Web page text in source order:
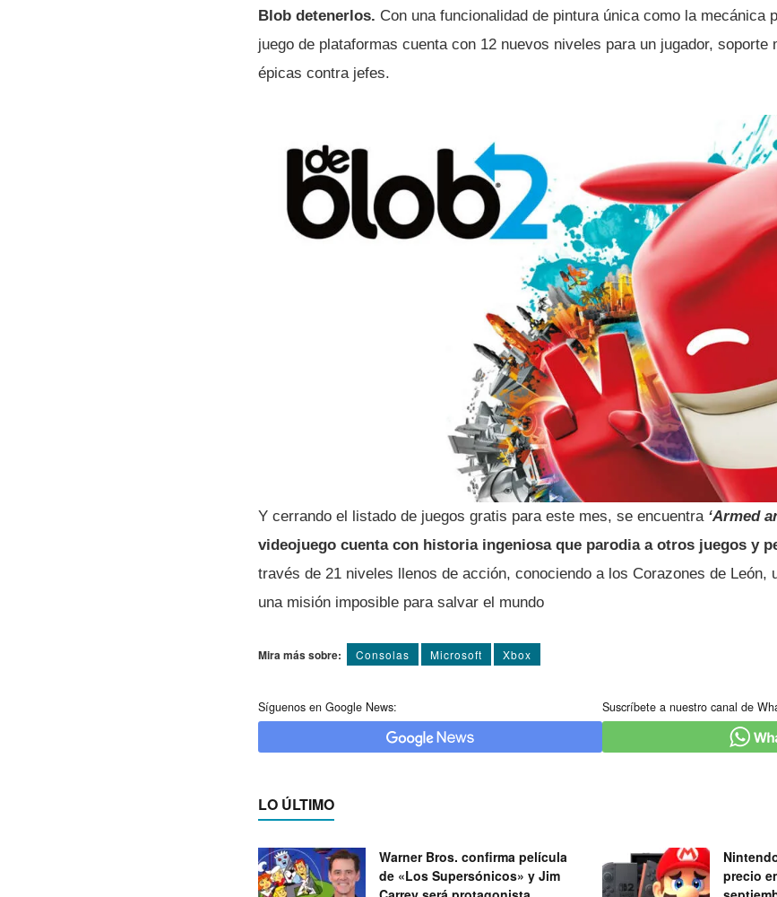
Blob detenerlos. Con una funcionalidad de pintura única como la mecánica
juego de plataformas cuenta con 12 nuevos niveles para un jugador, soporte
épicas contra jefes.
Y cerrando el listado de juegos gratis para este mes, se encuentra ‘Armed
videojuego cuenta con historia ingeniosa que parodia a otros juegos y
través de 21 niveles llenos de acción, conociendo a los Corazones de León,
una misión imposible para salvar el mundo
Mira más sobre: Consolas Microsoft Xbox
Síguenos en Google News: Suscríbete a nuestro canal de
LO ÚLTIMO
Warner Bros. confirma película
de «Los Supersónicos» y Jim
precio